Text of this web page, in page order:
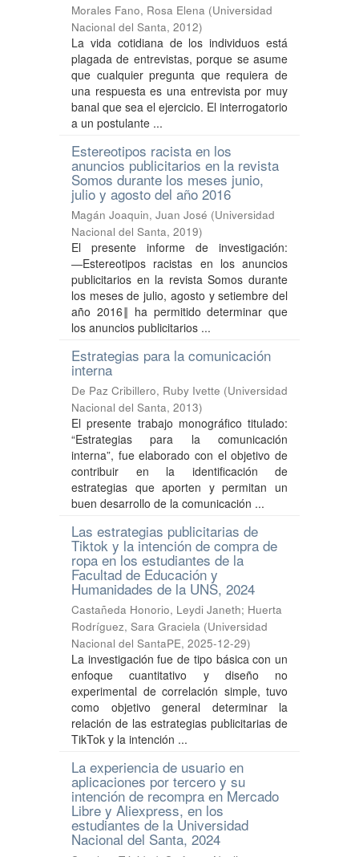
Morales Fano, Rosa Elena (Universidad
Nacional del Santa, 2012)
La vida cotidiana de los individuos está
plagada de entrevistas, porque se asume
que cualquier pregunta que requiera de
una respuesta es una entrevista por muy
banal que sea el ejercicio. El interrogatorio
a un postulante ...
Estereotipos racista en los
anuncios publicitarios en la revista
Somos durante los meses junio,
julio y agosto del año 2016
Magán Joaquin, Juan José (Universidad
Nacional del Santa, 2019)
El presente informe de investigación:
―Estereotipos racistas en los anuncios
publicitarios en la revista Somos durante
los meses de julio, agosto y setiembre del
año 2016‖ ha permitido determinar que
los anuncios publicitarios ...
Estrategias para la comunicación
interna
De Paz Cribillero, Ruby Ivette (Universidad
Nacional del Santa, 2013)
El presente trabajo monográfico titulado:
“Estrategias para la comunicación
interna”, fue elaborado con el objetivo de
contribuir en la identificación de
estrategias que aporten y permitan un
buen desarrollo de la comunicación ...
Las estrategias publicitarias de
Tiktok y la intención de compra de
ropa en los estudiantes de la
Facultad de Educación y
Humanidades de la UNS, 2024
Castañeda Honorio, Leydi Janeth; Huerta
Rodríguez, Sara Graciela (Universidad
Nacional del SantaPE, 2025-12-29)
La investigación fue de tipo básica con un
enfoque cuantitativo y diseño no
experimental de correlación simple, tuvo
como objetivo general determinar la
relación de las estrategias publicitarias de
TikTok y la intención ...
La experiencia de usuario en
aplicaciones por tercero y su
intención de recompra en Mercado
Libre y Aliexpress, en los
estudiantes de la Universidad
Nacional del Santa, 2024